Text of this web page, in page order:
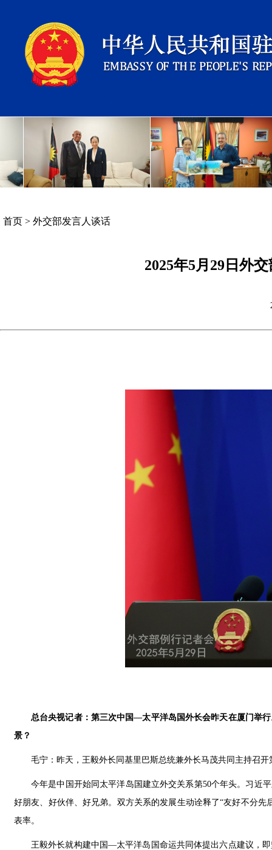
首页 > 外交部发言人谈话
2025年5月29日外
总台央视记者：第三次中国—太平洋岛国外长会昨天在厦门举
景？
毛宁：昨天，王毅外长同基里巴斯总统兼外长马茂共同主持召
今年是中国开始同太平洋岛国建立外交关系第50个年头。习近
好朋友、好伙伴、好兄弟。双方关系的发展生动诠释了“友好不分
表率。
王毅外长就构建中国—太平洋岛国命运共同体提出六点建议，